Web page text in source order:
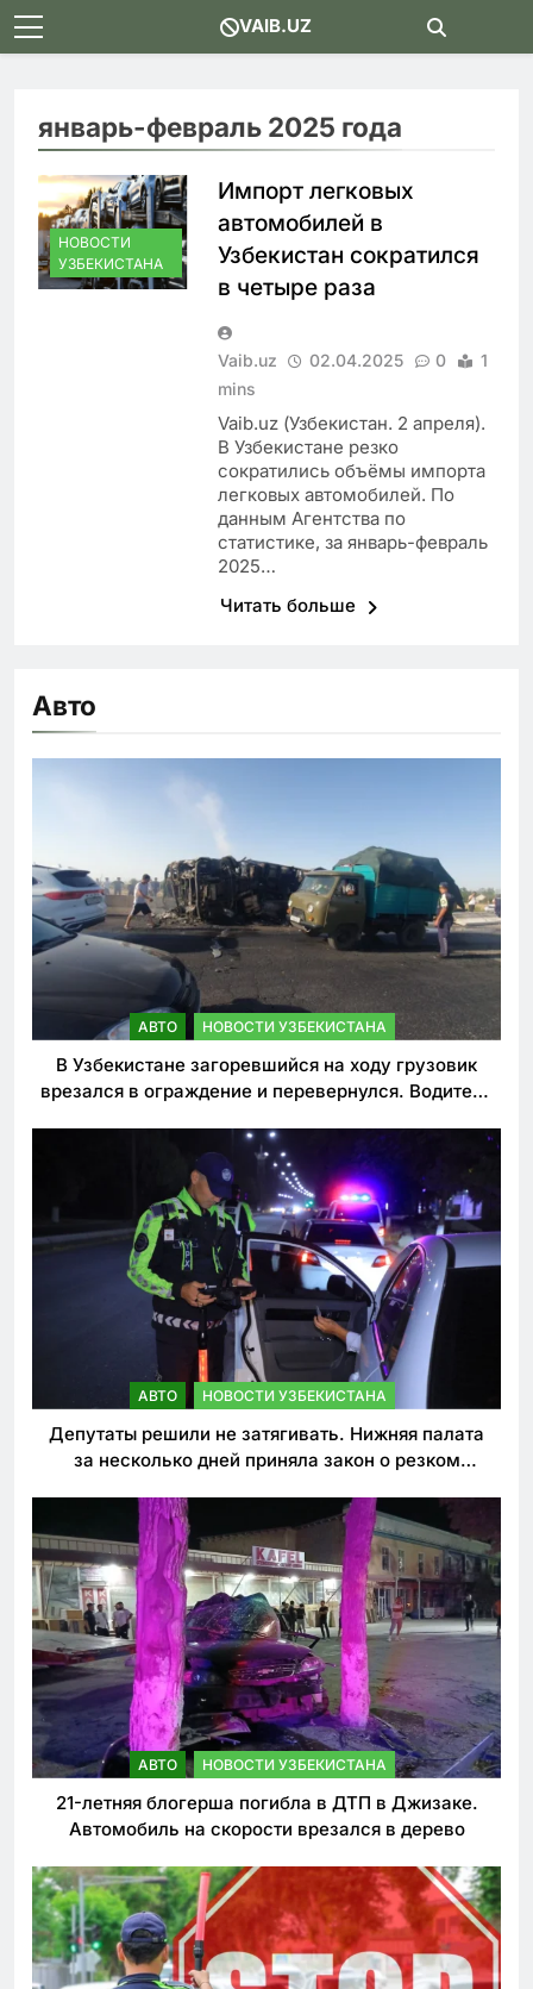
Skip
to
VAIB.UZ
январь-февраль 2025 года
НОВОСТИ
УЗБЕКИСТАНА
Импорт легковых
автомобилей в
Узбекистан сократился
в четыре раза
Vaib.uz 02.04.2025 0
1
mins
Vaib.uz (Узбекистан. 2 апреля).
В Узбекистане резко
сократились объёмы импорта
легковых автомобилей. По
данным Агентства по
статистике, за январь-февраль
2025…
Читать больше
Авто
АВТО НОВОСТИ УЗБЕКИСТАНА
В Узбекистане загоревшийся на ходу грузовик
врезался в ограждение и перевернулся. Водитель
АВТО НОВОСТИ УЗБЕКИСТАНА
Депутаты решили не затягивать. Нижняя палата
за несколько дней приняла закон о резком
АВТО НОВОСТИ УЗБЕКИСТАНА
21-летняя блогерша погибла в ДТП в Джизаке.
Автомобиль на скорости врезался в дерево